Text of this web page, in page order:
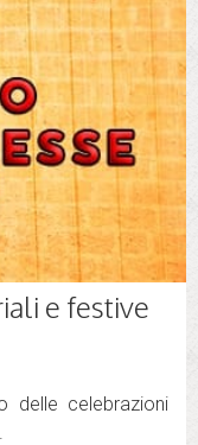
e festive
delle celebrazioni